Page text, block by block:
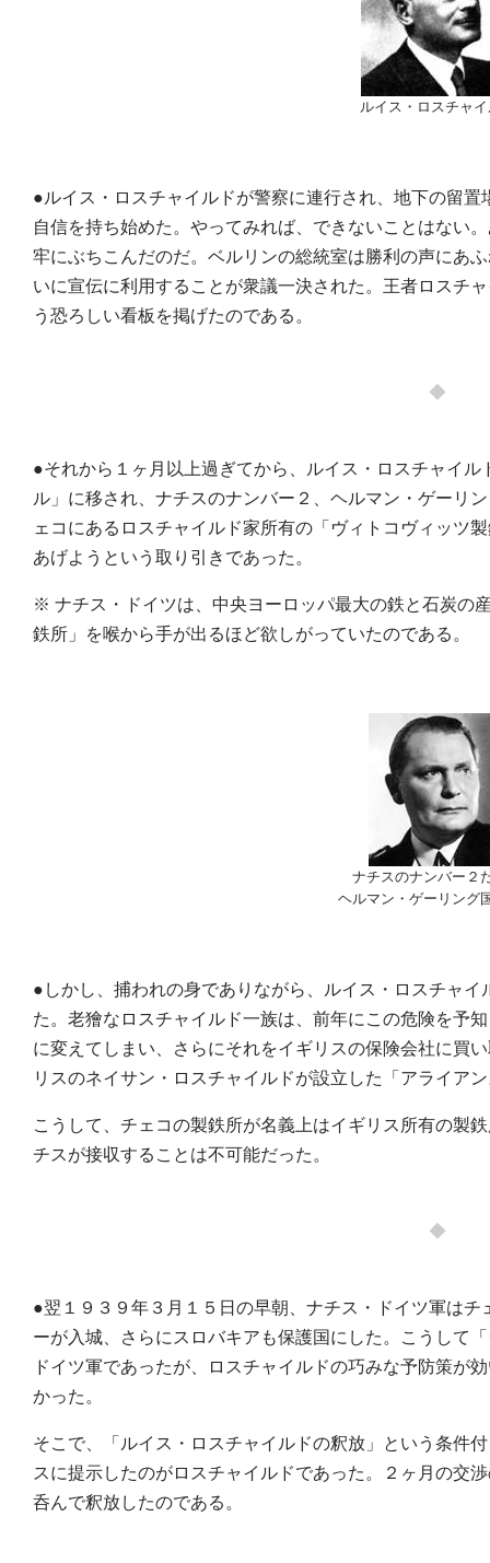
ルイス・ロスチャ
●ルイス・ロスチャイルドが警察に連行され、地下の留
自信を持ち始めた。やってみれば、できないことはない
牢にぶちこんだのだ。ベルリンの総統室は勝利の声にあ
いに宣伝に利用することが衆議一決された。王者ロスチ
う恐ろしい看板を掲げたのである。
◆
●それから１ヶ月以上過ぎてから、ルイス・ロスチャイ
ル」に移され、ナチスのナンバー２、ヘルマン・ゲーリ
ェコにあるロスチャイルド家所有の「ヴィトコヴィッツ
あげようという取り引きであった。
※ ナチス・ドイツは、中央ヨーロッパ最大の鉄と石炭の
鉄所」を喉から手が出るほど欲しがっていたのである。
ナチスのナンバー２
ヘルマン・ゲーリング
●しかし、捕われの身でありながら、ルイス・ロスチャ
た。老獪なロスチャイルド一族は、前年にこの危険を予
に変えてしまい、さらにそれをイギリスの保険会社に買
リスのネイサン・ロスチャイルドが設立した「アライア
こうして、チェコの製鉄所が名義上はイギリス所有の製
チスが接収することは不可能だった。
◆
●翌１９３９年３月１５日の早朝、ナチス・ドイツ軍は
ーが入城、さらにスロバキアも保護国にした。こうして
ドイツ軍であったが、ロスチャイルドの巧みな予防策が
かった。
そこで、「ルイス・ロスチャイルドの釈放」という条件
スに提示したのがロスチャイルドであった。２ヶ月の交
呑んで釈放したのである。